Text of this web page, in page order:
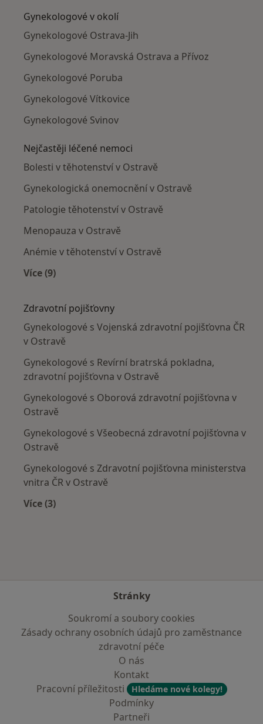
Gynekologové v okolí
Gynekologové Ostrava-Jih
Gynekologové Moravská Ostrava a Přívoz
Gynekologové Poruba
Gynekologové Vítkovice
Gynekologové Svinov
Nejčastěji léčené nemoci
Bolesti v těhotenství v Ostravě
Gynekologická onemocnění v Ostravě
Patologie těhotenství v Ostravě
Menopauza v Ostravě
Anémie v těhotenství v Ostravě
Více (9)
Zdravotní pojišťovny
Gynekologové s Vojenská zdravotní pojišťovna ČR
v Ostravě
Gynekologové s Revírní bratrská pokladna,
zdravotní pojišťovna v Ostravě
Gynekologové s Oborová zdravotní pojišťovna v
Ostravě
Gynekologové s Všeobecná zdravotní pojišťovna v
Ostravě
Gynekologové s Zdravotní pojišťovna ministerstva
vnitra ČR v Ostravě
Více (3)
Stránky
Soukromí a soubory cookies
Zásady ochrany osobních údajů pro zaměstnance
zdravotní péče
O nás
Kontakt
Pracovní příležitosti
Hledáme nové kolegy!
Podmínky
Partneři